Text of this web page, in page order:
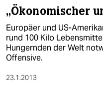
„Ökonomischer
Europäer und US-
rund 100 Kilo
Hungernden der Welt
Offensive.
23.1.2013